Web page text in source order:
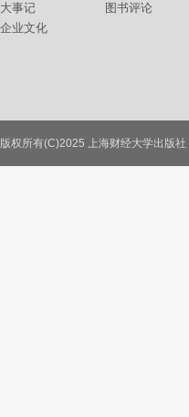
大事记
企业文化
图书评论
联系我们
版权所有(C)2025 上海财经大学出版社